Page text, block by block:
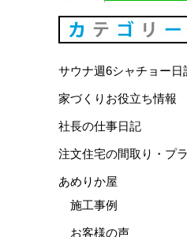
サウナ週6シャチョー日
家づくりお役立ち情報
社長の仕事日記
注文住宅の間取り・プ
あめりか屋
施工事例
お客様の声